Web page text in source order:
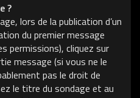
?
lors de la publication d’un
du premier message
permissions), cliquez sur
message (si vous ne le
pas le droit de
le titre du sondage et au